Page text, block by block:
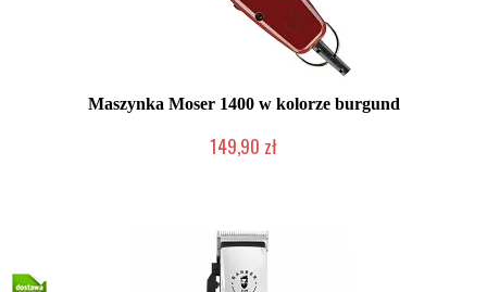
Maszynka Moser 1400 w kolorze burgund
149,90 zł